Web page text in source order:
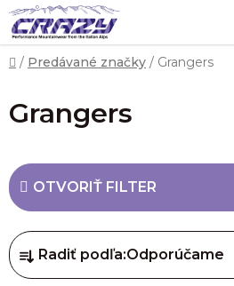
Prejsť
na
obsah
Domov
/ Predávané značky / Grangers
Grangers
OTVORIŤ FILTER
R
a
Radiť podľa:Odporúčame